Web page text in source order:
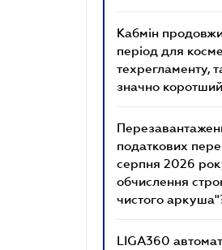
Кабмін
період для
техрегламенту,
значно
податкових
серпня 2026
обчислення
чистого
LIGA360